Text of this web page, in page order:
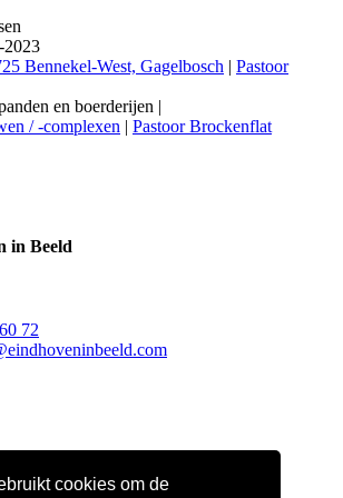
cookies om de
2023
Bennekel-West, Gagelbosch | Pastoor
en boerderijen |
/ -complexen | Pastoor Brockenflat
in Beeld
72